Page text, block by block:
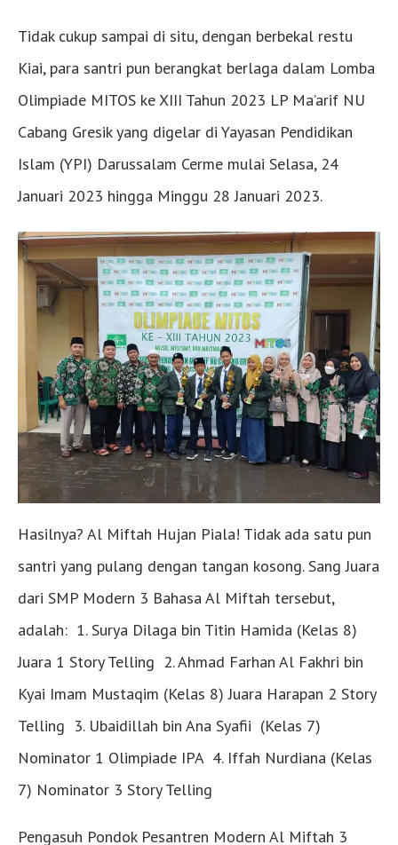
Tidak cukup sampai di situ, dengan berbekal restu
Kiai, para santri pun berangkat berlaga dalam Lomba
Olimpiade MITOS ke XIII Tahun 2023 LP Ma’arif NU
Cabang Gresik yang digelar di Yayasan Pendidikan
Islam (YPI) Darussalam Cerme mulai Selasa, 24
Januari 2023 hingga Minggu 28 Januari 2023.
Hasilnya? Al Miftah Hujan Piala! Tidak ada satu pun
santri yang pulang dengan tangan kosong. Sang Juara
dari SMP Modern 3 Bahasa Al Miftah tersebut,
adalah: 1. Surya Dilaga bin Titin Hamida (Kelas 8)
Juara 1 Story Telling 2. Ahmad Farhan Al Fakhri bin
Kyai Imam Mustaqim (Kelas 8) Juara Harapan 2 Story
Telling 3. Ubaidillah bin Ana Syafii (Kelas 7)
Nominator 1 Olimpiade IPA 4. Iffah Nurdiana (Kelas
7) Nominator 3 Story Telling
Pengasuh Pondok Pesantren Modern Al Miftah 3